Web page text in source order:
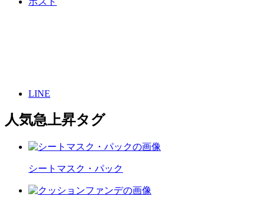
LINE
人気急上昇タグ
シートマスク・パック